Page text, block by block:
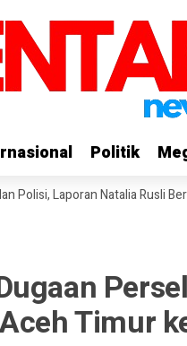
Politik
Politik
Natalia Rusli Berlanjut
Timur